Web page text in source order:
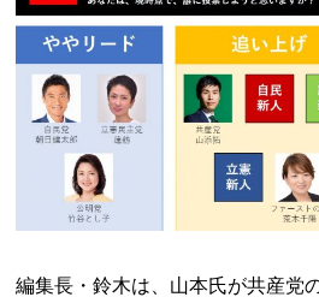
編集長・鈴木は、山本氏が共産党